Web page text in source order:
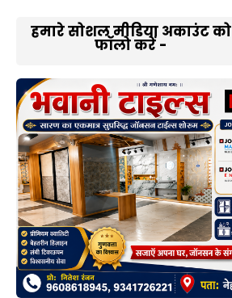
हमारे सोशल मीडिया अकाउंट को
फॉलो करें -